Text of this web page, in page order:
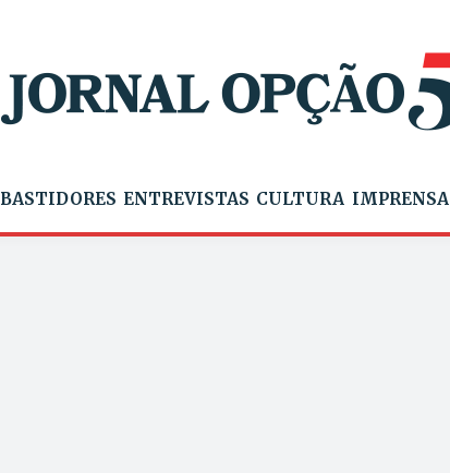
BASTIDORES ENTREVISTAS CULTURA IMPRENSA